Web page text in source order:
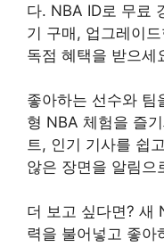
다. NBA ID로 무료
기 구매, 업그레이
독점 혜택을 받으세
좋아하는 선수와 팀
형 NBA 체험을 즐
트, 인기 기사를 쉽
않은 장면을 알림으
더 보고 싶다면? 새
력을 불어넣고 좋아